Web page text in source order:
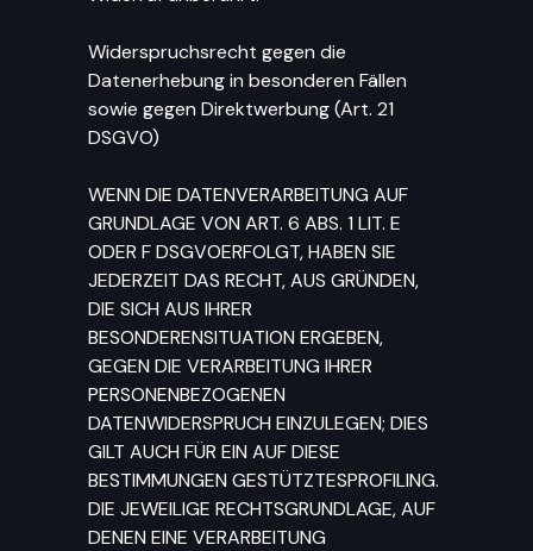
Widerspruchsrecht gegen die
Datenerhebung in besonderen Fällen
sowie gegen Direktwerbung (Art. 21
DSGVO)
WENN DIE DATENVERARBEITUNG AUF
GRUNDLAGE VON ART. 6 ABS. 1 LIT. E
ODER F DSGVOERFOLGT, HABEN SIE
JEDERZEIT DAS RECHT, AUS GRÜNDEN,
DIE SICH AUS IHRER
BESONDERENSITUATION ERGEBEN,
GEGEN DIE VERARBEITUNG IHRER
PERSONENBEZOGENEN
DATENWIDERSPRUCH EINZULEGEN; DIES
GILT AUCH FÜR EIN AUF DIESE
BESTIMMUNGEN GESTÜTZTESPROFILING.
DIE JEWEILIGE RECHTSGRUNDLAGE, AUF
DENEN EINE VERARBEITUNG